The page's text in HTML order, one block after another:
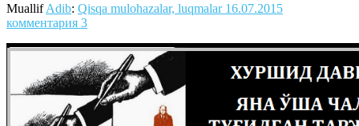
MuallifAdib: Qisqa mulohazalar, luqmalar 16.07.2015
комментария 3